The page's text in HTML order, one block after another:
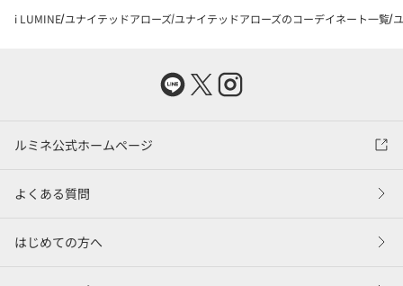
i LUMINE ユナイテッドアローズ ユナイテッドアローズのコーデイネート一覧
ルミネ公式ホームページ
よくある質問
はじめての方へ